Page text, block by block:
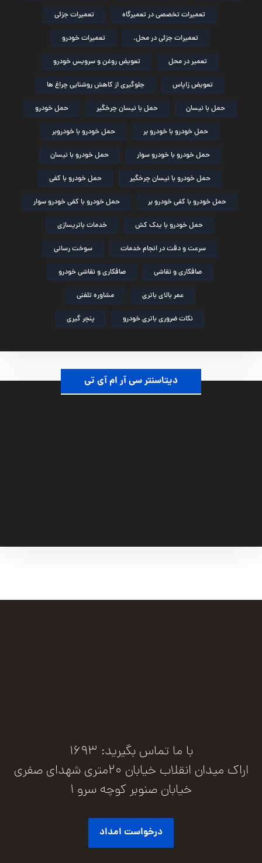
تعمیرات تخصصی در تعمیرگاه تعمیرات جزئی
تعمیرات جزئی در محل. تعمیرات خودرو
تعمیر در محل تعویض روغن و سرویس خودرو
تعویض زاپاس جلوگیری از کاهش روشنایی چراغ ها
حمل با نیسان حمل با نیسان چرخگیر حمل خودرو
حمل خودرو با خودرو بر حمل خودرو با خودروبر
حمل خودرو با خودرو سوار حمل خودرو با نیسان
حمل خودرو با نیسان چرخگیر حمل خودرو با کفی
حمل خودرو با کفی خودرو بر حمل خودرو با کفی خودرو سوار
حمل خودرو با یدک کش خدمات باتریسازی
سرعت و دقت در انجام خدمات سوخت رسانی
صافکاری و نقاشی صافکاری و نقاشی خودرو
عمر بالای باتری مشاوره تلفنی
نکات ضروری باتری خودرو پنچر گیری
دیتاسنتر سی آر ام آی تی
با ما تماس بگیرید: 1693
اراک میدان انقلاب خیابان 20متری شهدای صفری
خیابان صنوبر کوچه سرو 1
درخواست امداد